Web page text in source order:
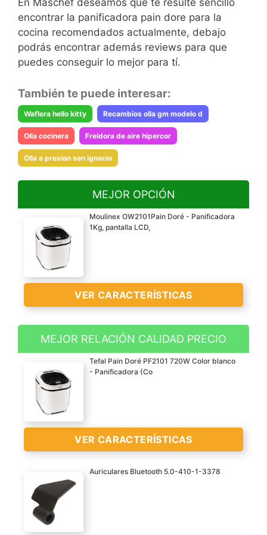
En Maschef deseamos que te resulte sencillo
encontrar la panificadora pain dore para la
cocina recomendados actualmente, debajo
podrás encontrar además reviews para que
puedes conseguir lo mejor para tí.
También te puede interesar:
Waflera hello kitty Recambios olla gm modelo d
Olla cocinera Freidora de aire hipercor
Olla a presion san ignacio
MEJOR OPCIÓN
Moulinex OW2101Pain Doré - Panificadora
1Kg, pantalla LCD,
VER CARACTERÍSTICAS
Panificadora con 12
programas automáticos
para hacer delicioso pan
casero, bizcochos, masas
pizza y pasta, mermelada
y crema de avena, así
como para pan de
centeno y sin gluten
Incluye 5 accesorios una
taza de medir, una
cuchara, pala y gancho
para masa y recetario con
11 recetas con
MEJOR RELACIÓN CALIDAD PRECIO
Tefal Pain Doré PF2101 720W Color blanco
- Panificadora (Co
VER CARACTERÍSTICAS
Calidad Presupuesto
dispositivo
Buena relación
Auriculares Bluetooth 5.0-410-1-3378